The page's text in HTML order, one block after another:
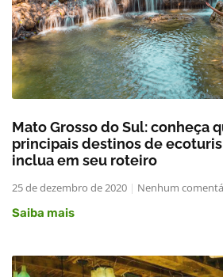
Mato Grosso do Sul: conheça
principais destinos de
inclua em seu roteiro
25 de dezembro de 2020
Nenhum
Saiba mais